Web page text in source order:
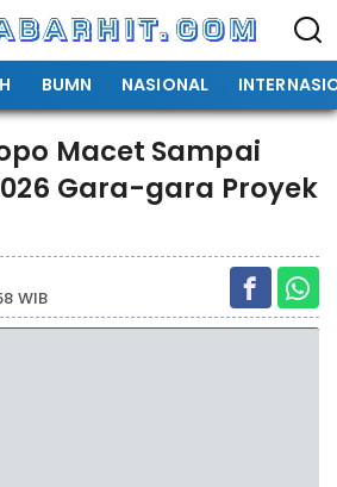
BUMN NASIONAL
Macet Sampai
Gara-gara Proyek
WIB